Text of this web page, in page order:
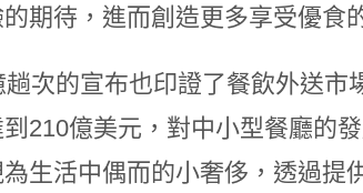
期待，進而創造更多享受優食
趟次的宣布也印證了餐飲外送
210億美元，對中小型餐廳的
生活中偶而的小奢侈，透過提